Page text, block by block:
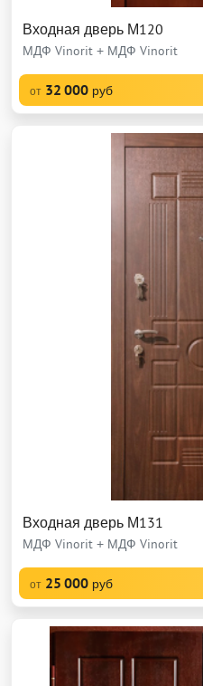
Входная дверь М120
МДФ Vinorit + МДФ Vinorit
от 32 000 руб
Входная дверь М131
МДФ Vinorit + МДФ Vinorit
от 25 000 руб